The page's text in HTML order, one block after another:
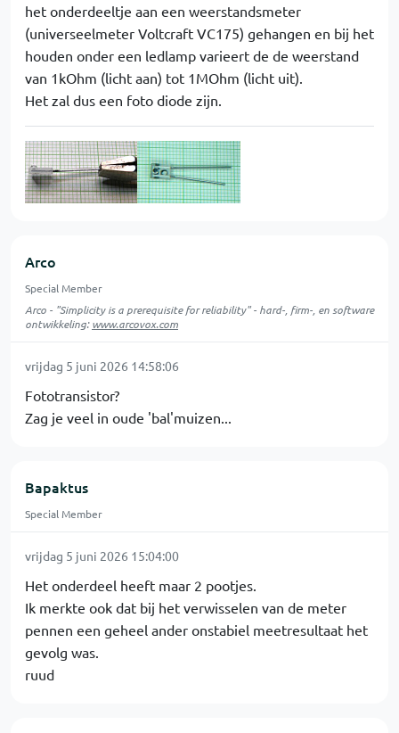
het onderdeeltje aan een weerstandsmeter
(universeelmeter Voltcraft VC175) gehangen en bij het
houden onder een ledlamp varieert de de weerstand
van 1kOhm (licht aan) tot 1MOhm (licht uit).
Het zal dus een foto diode zijn.
Arco
Special Member
Arco - "Simplicity is a prerequisite for reliability" - hard-, firm-, en software
ontwikkeling:www.arcovox.com
vrijdag 5 juni 2026 14:58:06
Fototransistor?
Zag je veel in oude 'bal'muizen...
Bapaktus
Special Member
vrijdag 5 juni 2026 15:04:00
Het onderdeel heeft maar 2 pootjes.
Ik merkte ook dat bij het verwisselen van de meter
pennen een geheel ander onstabiel meetresultaat het
gevolg was.
ruud